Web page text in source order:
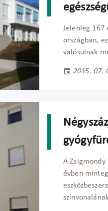
Jelenleg 167
országban,
valósulnak
2015. 07.
A
évben